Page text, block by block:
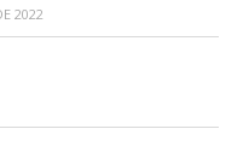
2022